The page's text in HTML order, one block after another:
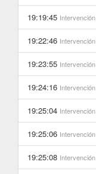
19:19:45 Intervención
19:22:46 Intervención
19:23:55 Intervención
19:24:16 Intervención
19:25:04 Intervención
19:25:06 Intervención
19:25:08 Intervención